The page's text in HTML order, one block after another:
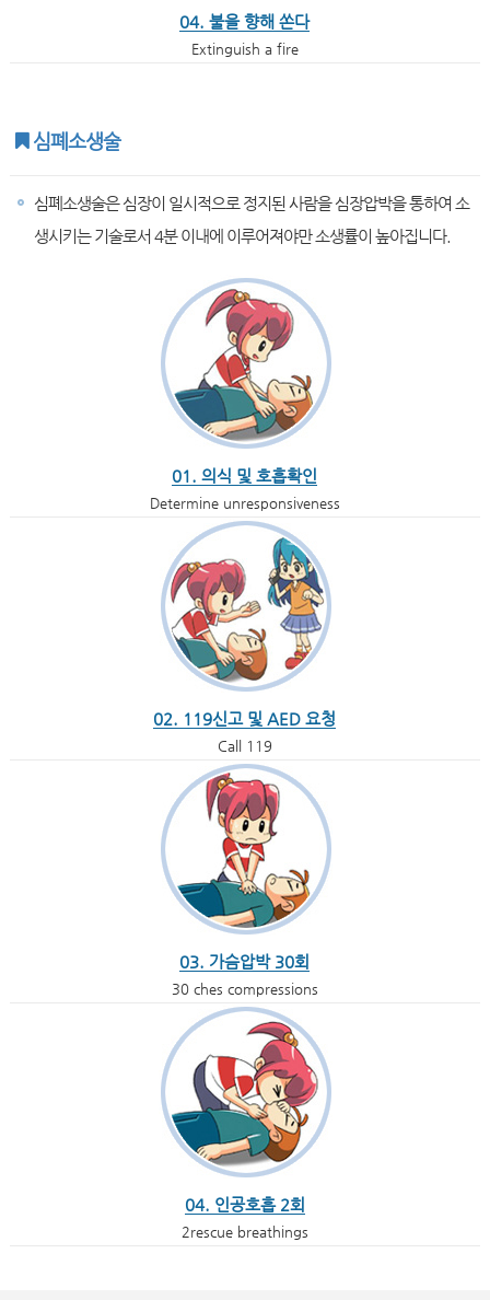
04. 불을 향해 쏜다
Extinguish a fire
심폐소생술
심폐소생술은 심장이 일시적으로 정지된 사람을 심장압박을 통하여 소
생시키는 기술로서 4분 이내에 이루어져야만 소생률이 높아집니다.
01. 의식 및 호흡확인
Determine unresponsiveness
02. 119신고 및 AED 요청
Call 119
03. 가슴압박 30회
30 ches compressions
04. 인공호흡 2회
2rescue breathings